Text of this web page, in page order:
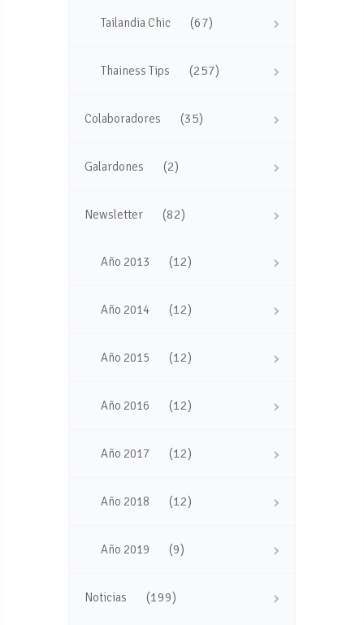
Tailandia Chic (67)
Thainess Tips (257)
Colaboradores (35)
Galardones (2)
Newsletter (82)
Año 2013 (12)
Año 2014 (12)
Año 2015 (12)
Año 2016 (12)
Año 2017 (12)
Año 2018 (12)
Año 2019 (9)
Noticias (199)